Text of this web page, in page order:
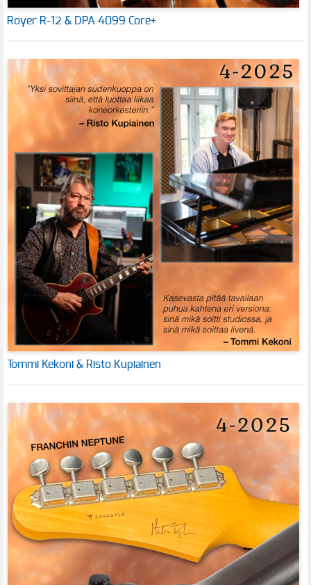
Royer R-12 & DPA 4099 Core+
Tommi Kekoni & Risto Kupiainen